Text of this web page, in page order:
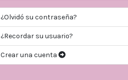
¿Olvidó su contraseña?
¿Recordar su usuario?
Crear una cuenta